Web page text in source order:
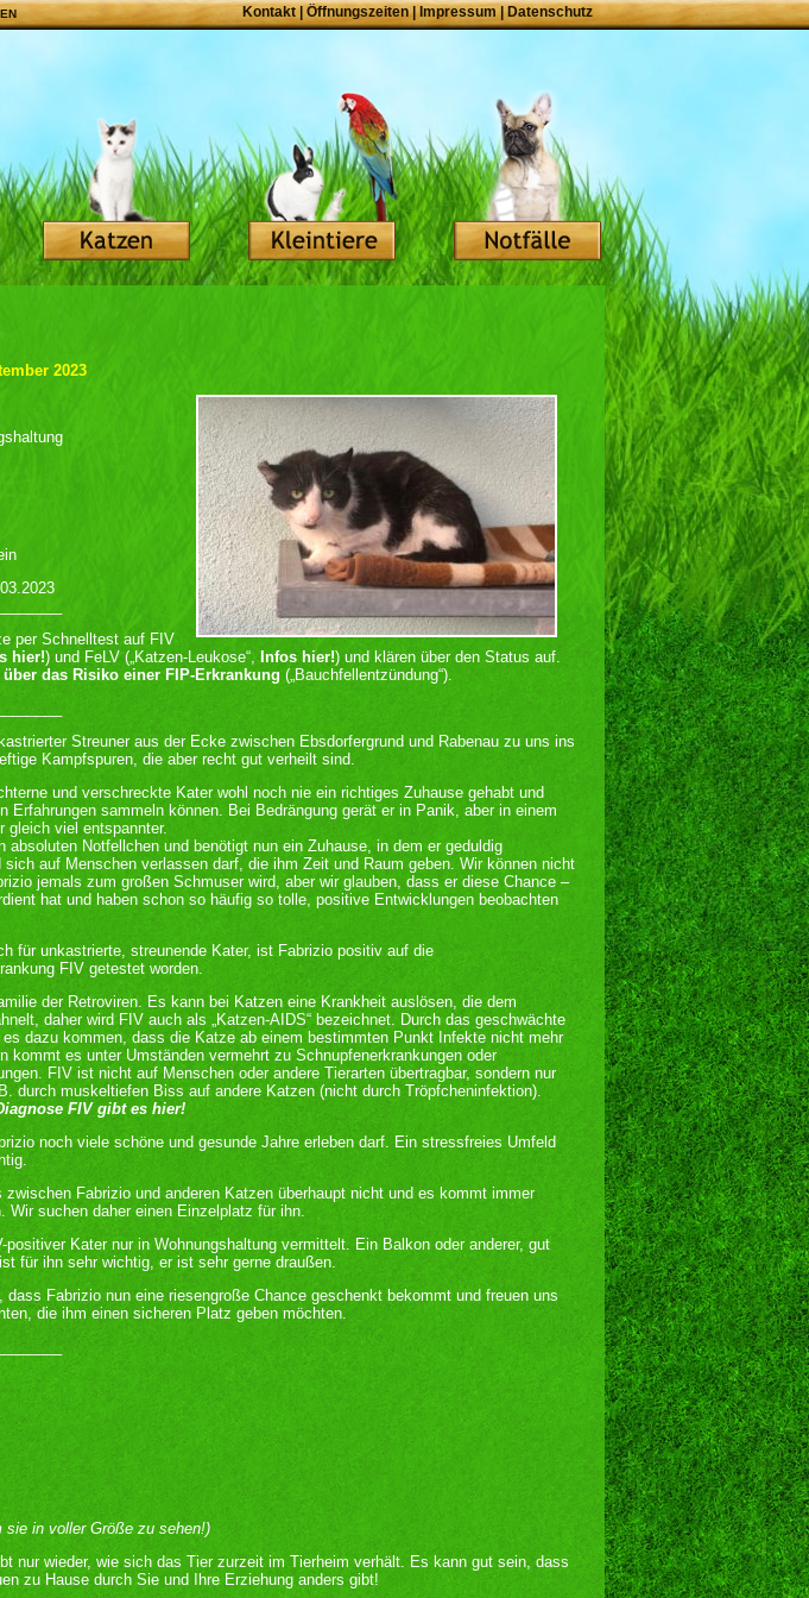
Kontakt Öffnungszeiten| Impressum|Datenschutz
2023
per Schnelltest auf FIV
hier!) und FeLV („Katzen-Leukose“, Infos hier!) und klären über den Status auf.
über das Risiko einer FIP-Erkrankung („Bauchfellentzündung“).
Streuner aus der Ecke zwischen Ebsdorfergrund und Rabenau zu uns ins
Kampfspuren, die aber recht gut verheilt sind.
und verschreckte Kater wohl noch nie ein richtiges Zuhause gehabt und
Erfahrungen sammeln können. Bei Bedrängung gerät er in Panik, aber in einem
gleich viel entspannter.
absoluten Notfellchen und benötigt nun ein Zuhause, in dem er geduldig
sich auf Menschen verlassen darf, die ihm Zeit und Raum geben. Wir können nicht
jemals zum großen Schmuser wird, aber wir glauben, dass er diese Chance –
hat und haben schon so häufig so tolle, positive Entwicklungen beobachten
für unkastrierte, streunende Kater, ist Fabrizio positiv auf die
FIV getestet worden.
der Retroviren. Es kann bei Katzen eine Krankheit auslösen, die dem
daher wird FIV auch als „Katzen-AIDS“ bezeichnet. Durch das geschwächte
es dazu kommen, dass die Katze ab einem bestimmten Punkt Infekte nicht mehr
kommt es unter Umständen vermehrt zu Schnupfenerkrankungen oder
FIV ist nicht auf Menschen oder andere Tierarten übertragbar, sondern nur
durch muskeltiefen Biss auf andere Katzen (nicht durch Tröpfcheninfektion).
FIV gibt es hier!
noch viele schöne und gesunde Jahre erleben darf. Ein stressfreies Umfeld
zwischen Fabrizio und anderen Katzen überhaupt nicht und es kommt immer
Wir suchen daher einen Einzelplatz für ihn.
positiver Kater nur in Wohnungshaltung vermittelt. Ein Balkon oder anderer, gut
für ihn sehr wichtig, er ist sehr gerne draußen.
dass Fabrizio nun eine riesengroße Chance geschenkt bekommt und freuen uns
die ihm einen sicheren Platz geben möchten.
sie in voller Größe zu sehen!)
nur wieder, wie sich das Tier zurzeit im Tierheim verhält. Es kann gut sein, dass
zu Hause durch Sie und Ihre Erziehung anders gibt!